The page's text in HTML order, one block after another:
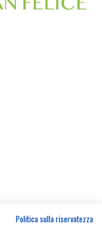
Politica sulla riservatezza